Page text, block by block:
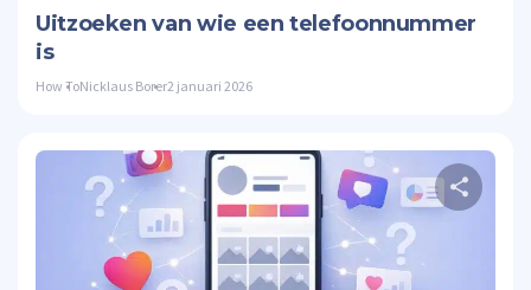
Uitzoeken van wie een telefoonnummer
is
How ToNicklaus Borer2 januari 2026